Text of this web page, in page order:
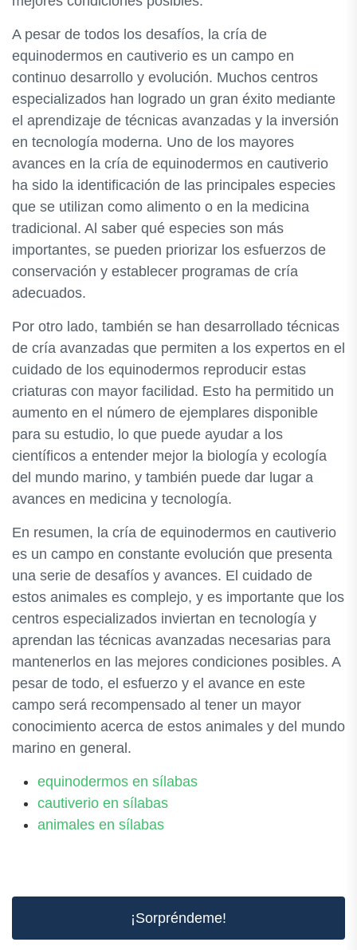
A pesar de todos los desafíos, la cría de
equinodermos en cautiverio es un campo en
continuo desarrollo y evolución. Muchos centros
especializados han logrado un gran éxito mediante
el aprendizaje de técnicas avanzadas y la inversión
en tecnología moderna. Uno de los mayores
avances en la cría de equinodermos en cautiverio
ha sido la identificación de las principales especies
que se utilizan como alimento o en la medicina
tradicional. Al saber qué especies son más
importantes, se pueden priorizar los esfuerzos de
conservación y establecer programas de cría
adecuados.
Por otro lado, también se han desarrollado técnicas
de cría avanzadas que permiten a los expertos en el
cuidado de los equinodermos reproducir estas
criaturas con mayor facilidad. Esto ha permitido un
aumento en el número de ejemplares disponible
para su estudio, lo que puede ayudar a los
científicos a entender mejor la biología y ecología
del mundo marino, y también puede dar lugar a
avances en medicina y tecnología.
En resumen, la cría de equinodermos en cautiverio
es un campo en constante evolución que presenta
una serie de desafíos y avances. El cuidado de
estos animales es complejo, y es importante que los
centros especializados inviertan en tecnología y
aprendan las técnicas avanzadas necesarias para
mantenerlos en las mejores condiciones posibles. A
pesar de todo, el esfuerzo y el avance en este
campo será recompensado al tener un mayor
conocimiento acerca de estos animales y del mundo
marino en general.
equinodermos en sílabas
cautiverio en sílabas
animales en sílabas
¡Sorpréndeme!